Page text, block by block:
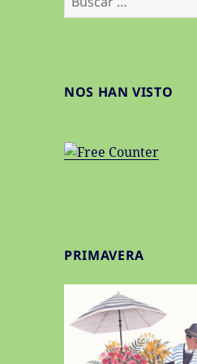
NOS HAN VISTO
PRIMAVERA